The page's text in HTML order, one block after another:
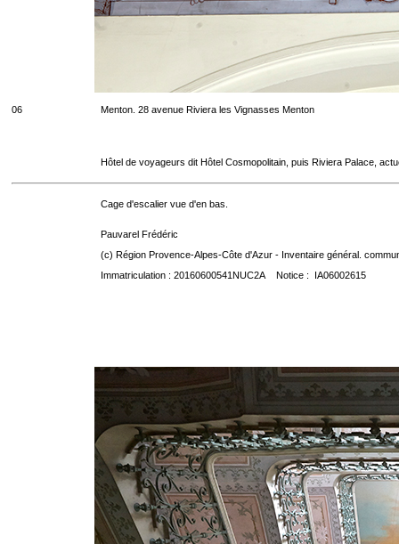
06 Menton. 28 avenue Riviera les Vignasses Menton
Hôtel de voyageurs dit Hôtel Cosmopolitain, puis Riviera Palace,
Cage d'escalier vue d'en bas.
Pauvarel Frédéric
(c) Région Provence-Alpes-Côte d'Azur - Inventaire général.
Immatriculation : 20160600541NUC2A Notice : IA06002615